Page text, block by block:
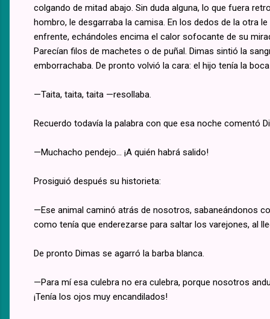
colgando de mitad abajo. Sin duda alguna, lo que fuera
hombro, le desgarraba la camisa. En los dedos de la otra
enfrente, echándoles encima el calor sofocante de su
Parecían filos de machetes o de puñal. Dimas sintió la
emborrachaba. De pronto volvió la cara: el hijo tenía la
—Taita, taita, taita —resollaba.
Recuerdo todavía la palabra con que esa noche comentó
—Muchacho pendejo... ¡A quién habrá salido!
Prosiguió después su historieta:
—Ese animal caminó atrás de nosotros, sabaneándonos
como tenía que enderezarse para saltar los varejones, al
De pronto Dimas se agarró la barba blanca.
—Para mí esa culebra no era culebra, porque nosotros
¡Tenía los ojos muy encandilados!